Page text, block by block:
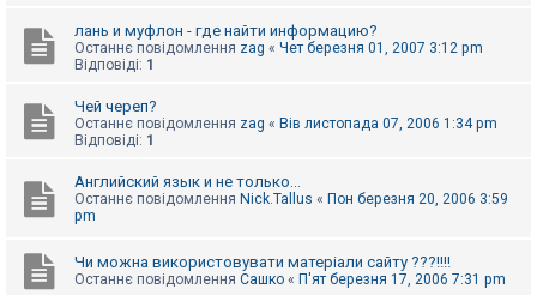
лань и муфлон - где найти информацию?
Останнє повідомлення zag « Чет березня 01, 2007 3:12 pm
Відповіді: 1
Чей череп?
Останнє повідомлення zag « Вів листопада 07, 2006 1:34 pm
Відповіді: 1
Английский язык и не только...
Останнє повідомлення Nick.Tallus « Пон березня 20, 2006 3:59
pm
Чи можна використовувати матеріали сайту ???!!!!
Останнє повідомлення Сашко « П'ят березня 17, 2006 7:31 pm